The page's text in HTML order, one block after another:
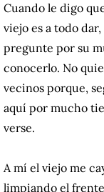
Cuando le digo
viejo es a todo
pregunte por su
conocerlo. No
vecinos porque,
aquí por mucho
verse.
A mí el viejo me
limpiando el frente